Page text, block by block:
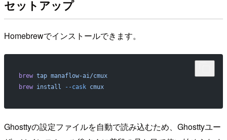
セットアップ
Homebrewでインストールできます。
brew tap manaflow-ai/cmux
brew install --cask cmux
Ghosttyの設定ファイルを自動で読み込むため、Ghosttyユー